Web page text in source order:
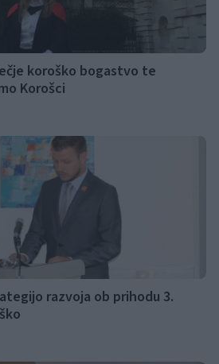
koroško bogastvo te
Korošci
razvoja ob prihodu 3.